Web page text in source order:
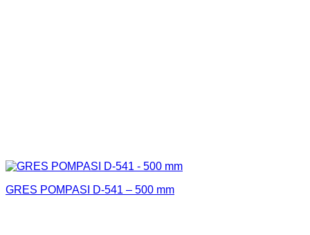
GRES POMPASI D-541 – 500 mm